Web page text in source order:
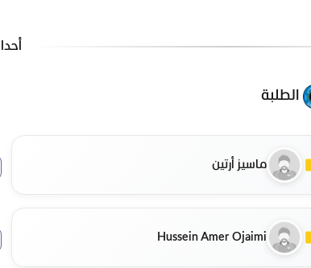
الطلبة
ماسيز أرتين
Hussein Amer Ojaimi